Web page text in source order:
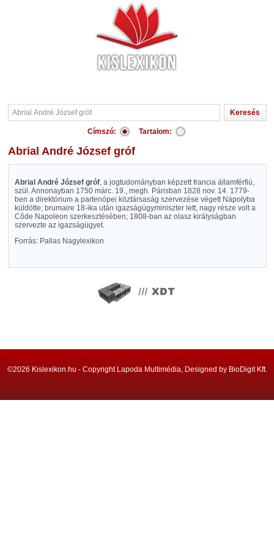
Címszó: Tartalom:
Abrial André József gróf
Abrial André József gróf, a jogtudományban képzett francia államférfiú,
szül. Annonayban 1750 márc. 19., megh. Párisban 1828 nov. 14. 1779-
ben a direktórium a partenópei köztársaság szervezése végett Nápolyba
küldötte; brumaire 18-ika után igazságügyminiszter lett, nagy része volt a
Côde Napoleon szerkesztésében; 1808-ban az olasz királyságban
szervezte az igazságügyet.
Forrás: Pallas Nagylexikon
©2026 Kislexikon.hu - Copyright Lapoda Multimédia, Designed by BioDigit Kft.